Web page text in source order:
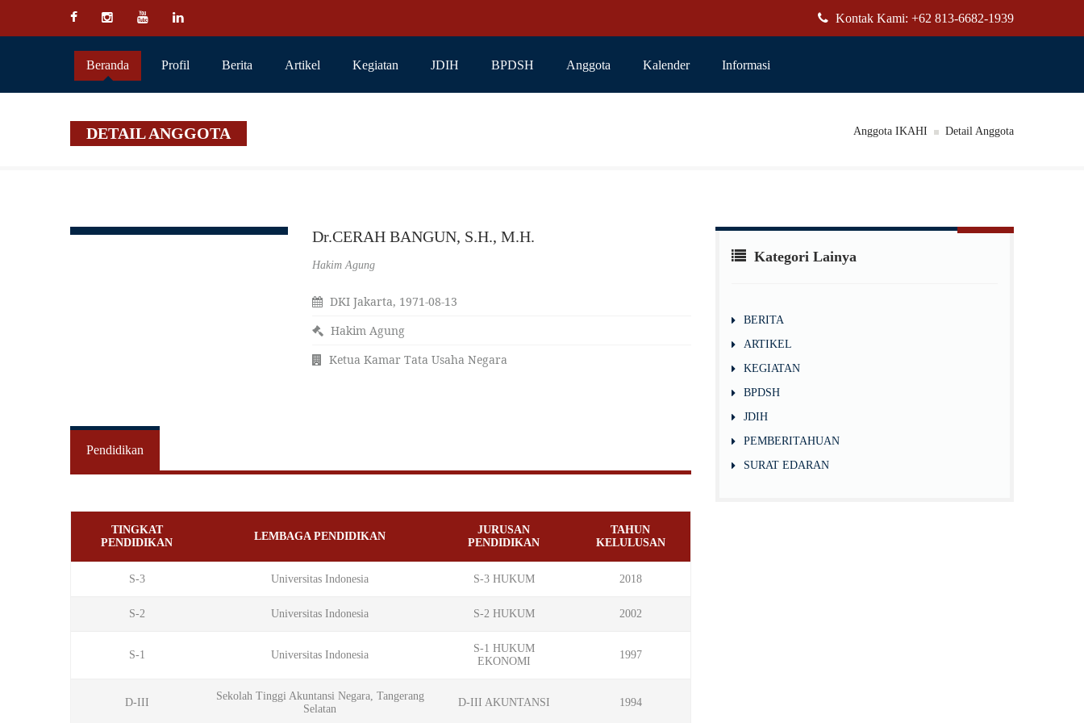
Kontak Kami: +62 813-6682-1939
Beranda Profil Berita Artikel Kegiatan JDIH BPDSH Anggota Kalender Informasi
DETAIL ANGGOTA Anggota IKAHI Detail Anggota
Dr.CERAH BANGUN, S.H., M.H.
Hakim Agung
DKI Jakarta, 1971-08-13
Hakim Agung
Ketua Kamar Tata Usaha Negara
Pendidikan
TINGKAT
PENDIDIKAN
LEMBAGA PENDIDIKAN
JURUSAN
PENDIDIKAN
TAHUN
KELULUSAN
S-3 Universitas Indonesia S-3 HUKUM 2018
S-2 Universitas Indonesia S-2 HUKUM 2002
S-1 Universitas Indonesia
S-1 HUKUM
EKONOMI
1997
D-III
Sekolah Tinggi Akuntansi Negara, Tangerang
Selatan
D-III AKUNTANSI 1994
Kategori Lainya
BERITA
ARTIKEL
KEGIATAN
BPDSH
JDIH
PEMBERITAHUAN
SURAT EDARAN